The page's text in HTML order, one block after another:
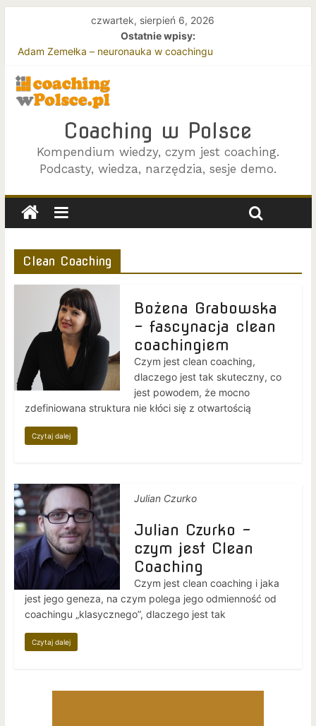
czwartek, sierpień 6, 2026
Ostatnie wpisy:
Terapia i coaching – z perspektywy klienta
Adam Zemełka – neuronauka w coachingu
Joanna Zawada i Beata Rycembel – o efektywnym coachingu
zespołów
Coaching w Polsce
Kompendium wiedzy, czym jest coaching.
Podcasty, wiedza, narzędzia, sesje demo.
Clean Coaching
Bożena Grabowska
– fascynacja clean
coachingiem
Czym jest clean coaching,
dlaczego jest tak skuteczny, co
jest powodem, że mocno
zdefiniowana struktura nie kłóci się z otwartością
Czytaj dalej
Julian Czurko
Julian Czurko –
czym jest Clean
Coaching
Czym jest clean coaching i jaka
jest jego geneza, na czym polega jego odmienność od
coachingu „klasycznego”, dlaczego jest tak
Czytaj dalej